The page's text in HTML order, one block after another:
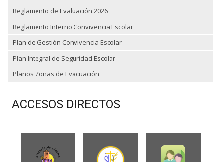
Reglamento de Evaluación 2026
Reglamento Interno Convivencia Escolar
Plan de Gestión Convivencia Escolar
Plan Integral de Seguridad Escolar
Planos Zonas de Evacuación
ACCESOS DIRECTOS